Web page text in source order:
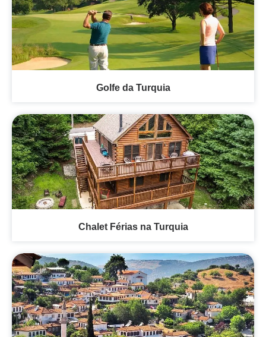
Golfe da Turquia
Chalet Férias na Turquia